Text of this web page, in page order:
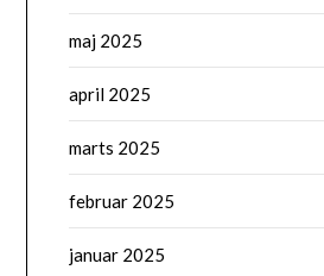
maj 2025
april 2025
marts 2025
februar 2025
januar 2025